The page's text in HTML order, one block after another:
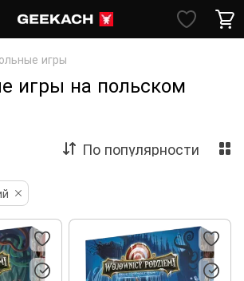
игры
игры на польском
По популярности